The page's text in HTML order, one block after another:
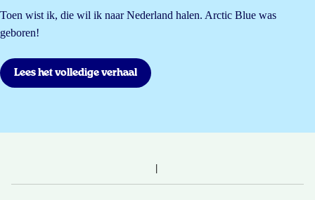
Toen wist ik, die wil ik naar Nederland halen. Arctic Blue was
geboren!
Lees het volledige verhaal